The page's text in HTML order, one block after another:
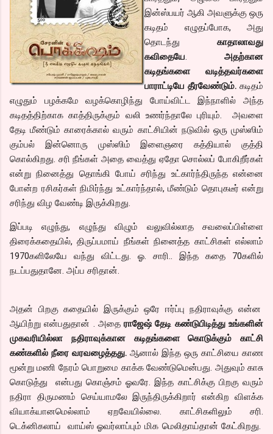
இன்ஸ்பயர் ஆகி அவளுக்கு ஒரு
கடிதம் எழுதப்போக, அது
தொடந்து காதாலாவது
கவிதையே
அதற்கான
கடிதங்களை வடித்தவர்களை
பாராட்டியே தீரவேண்டும். கடிதம்
எழுதும் பழக்கமே வழக்கொழிந்து போய்விட்ட இந்நாளில் அந்த
கடிதத்திற்காக காத்திருக்கும் வலி உணர்ந்தாலே புரியும். அவளை
தேடி மீண்டும் காரைக்கால் வரும் காட்சியின் நடுவில் ஒரு முஸ்ஸிம்
கும்பல் இன்னொரு முஸ்ஸிம் இளைஞரை கத்தியால் குத்தி
கொல்கிறது. சரி நீங்கள் அதை வைத்து ஏதோ சொல்லப் போகிறீர்கள்
என்று நினைத்து தொங்கி போய் சரிந்து உட்கார்ந்திருந்த என்னை
போன்ற ரசிகர்கள் நிமிர்ந்து உட்கார்ந்தால், மீண்டும் தொபுகடீர் என்று
சரிந்து விழ வேண்டி இருக்கிறது.
இப்படி எழுந்து, எழுந்து விழும் வலுவில்லாத சவலைப்பிள்ளை
திரைக்கதையில், திருப்பமாய் நீங்கள் நினைத்த காட்சிகள் எல்லாம்
1970களிலேயே வந்து விட்டது. ஓ. சாரி.. இந்த கதை 70களில்
நடப்பதுதானே. அப்ப சரிதான்.
அதன் பிறகு கதையில் இருக்கும் ஒரே ஈர்ப்பு நதிராவுக்கு என்ன
ஆயிற்று என்பதுதான் . அதைராஜேஷ் தேடி கண்டுபிடித்து உங்களின்
முகவரியில்லா நதிராவுக்கான கடிதங்களை கொடுக்கும் காட்சி
கண்களில் நீரை வரவழைத்தது. ஆனால் இந்த ஒரு காட்சியை காண
மூன்று மணி நேரம் பொறுமை காக்க வேண்டுமென்பது. அதுவும் காசு
கொடுத்து என்பது கொஞ்சம் ஓவரே. இந்த காட்சிக்கு பிறகு வரும்
நதிரா திருமணம் செய்யாமலே இருந்திருக்கிறார் என்கிற விளக்க
வியாக்யானமெல்லாம் ஏறவேயில்லை. காட்சிகளிலும் சரி.
டெக்னிகலாய் வாய்ஸ் ஓவர்லாப்பும் மிக மெலிதாய்தான் கேட்கிறது.